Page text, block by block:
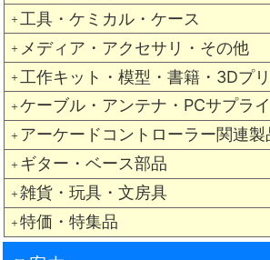
＋ 工具・ケミカル・ケース
＋ メディア・アクセサリ・その他
＋ 工作キット・模型・書籍・3Dプ
＋ ケーブル・アンテナ・PCサプライ
＋ アーケードコントローラー関連製
＋ ギター・ベース部品
＋ 雑貨・玩具・文房具
＋ 特価・特集品